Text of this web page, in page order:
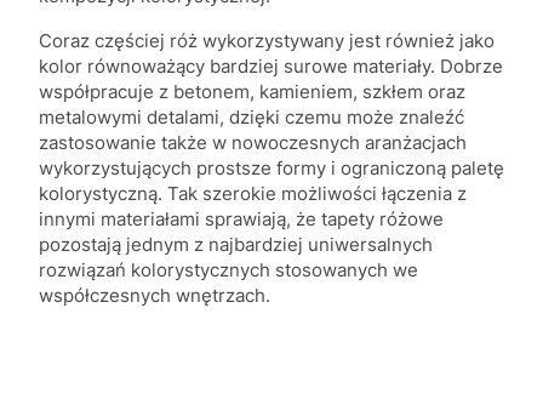
Coraz częściej róż wykorzystywany jest również jako
kolor równoważący bardziej surowe materiały. Dobrze
współpracuje z betonem, kamieniem, szkłem oraz
metalowymi detalami, dzięki czemu może znaleźć
zastosowanie także w nowoczesnych aranżacjach
wykorzystujących prostsze formy i ograniczoną paletę
kolorystyczną. Tak szerokie możliwości łączenia z
innymi materiałami sprawiają, że tapety różowe
pozostają jednym z najbardziej uniwersalnych
rozwiązań kolorystycznych stosowanych we
współczesnych wnętrzach.